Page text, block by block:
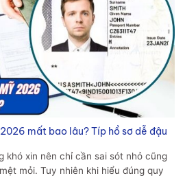
mất bao lâu? Típ hồ sơ dễ đậu
khó xin nên chỉ cần sai sót nhỏ cũng
mỏi. Tuy nhiên khi hiểu đúng quy